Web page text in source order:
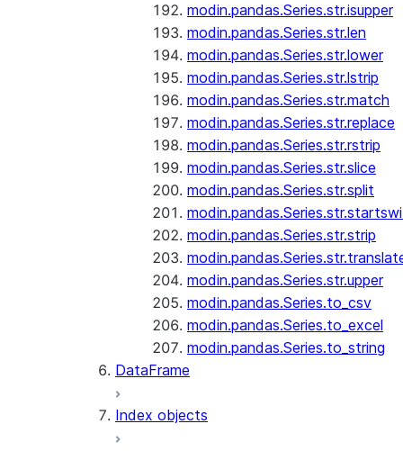
modin.pandas.Series.str.isupper
modin.pandas.Series.str.len
modin.pandas.Series.str.lower
modin.pandas.Series.str.lstrip
modin.pandas.Series.str.match
modin.pandas.Series.str.replace
modin.pandas.Series.str.rstrip
modin.pandas.Series.str.slice
modin.pandas.Series.str.split
modin.pandas.Series.str.strip
modin.pandas.Series.str.upper
modin.pandas.Series.to_csv
modin.pandas.Series.to_excel
modin.pandas.Series.to_string
DataFrame
Index objects